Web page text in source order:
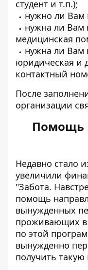
студент и т.п.);
нужно ли Вам
нужна ли Вам
медицинская
нужна ли Вам
юридическая и
контактный
После
организации
Помощь
Недавно стало
увеличили
"Забота.
помощь
вынужденных
проживающих в
по этой
вынужденно
получить